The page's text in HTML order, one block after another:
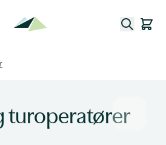
turoperatører